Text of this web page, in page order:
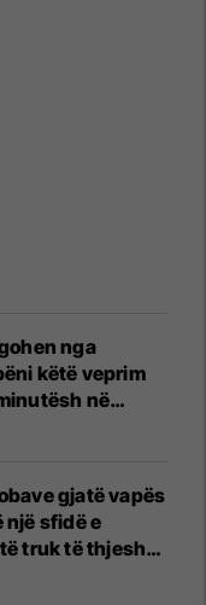
nga
këtë veprim
në
gjatë vapës
një sfidë e
truk të thjeshtë